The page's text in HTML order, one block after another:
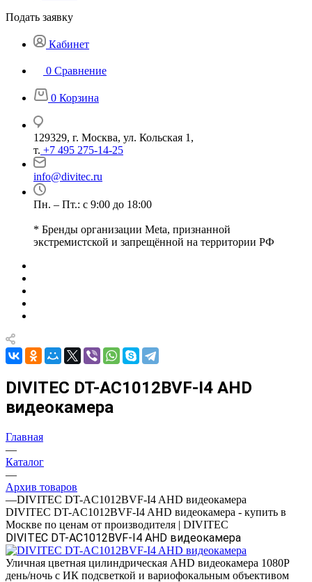
Подать заявку
Кабинет
0 Сравнение
0 Корзина
129329, г. Москва, ул. Кольская 1,
т. +7 495 275-14-25
info@divitec.ru
Пн. – Пт.: с 9:00 до 18:00
* Бренды организации Meta, признанной
экстремистской и запрещённой на территории РФ
DIVITEC DT-AC1012BVF-I4 AHD
видеокамера
Главная
—
Каталог
—
Архив товаров
—DIVITEC DT-AC1012BVF-I4 AHD видеокамера
DIVITEC DT-AC1012BVF-I4 AHD видеокамера - купить в
Москве по ценам от производителя | DIVITEC
DIVITEC DT-AC1012BVF-I4 AHD видеокамера
Уличная цветная цилиндрическая AHD видеокамера 1080P
день/ночь с ИК подсветкой и вариофокальным объективом